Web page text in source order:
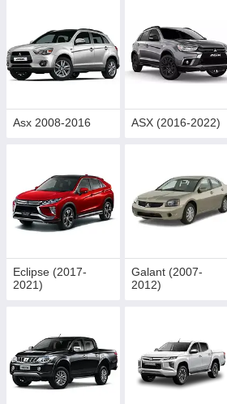
Asx 2008-2016 ASX (2016-2022)
Eclipse (2017-
2021)
Galant (2007-
2012)